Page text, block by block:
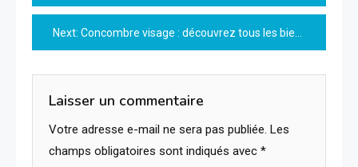
de
l’article
Next: Concombre visage : découvrez tous les bienfaits pour une peau fraîche et éclatante
Laisser un commentaire
Votre adresse e-mail ne sera pas publiée. Les
champs obligatoires sont indiqués avec *